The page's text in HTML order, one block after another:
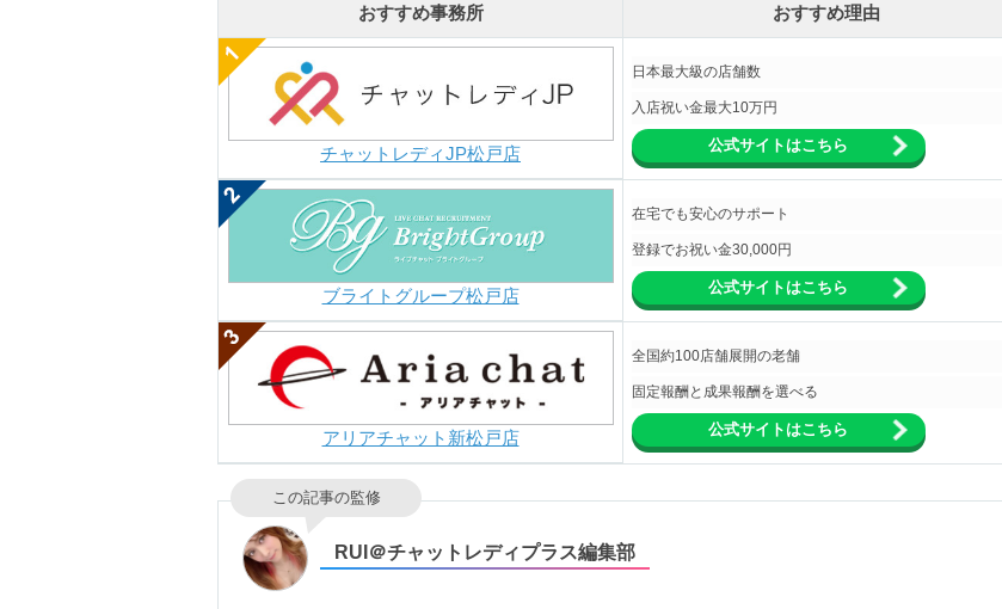
おすすめ事務所 おすすめ理由
チャットレディJP松戸店
日本最大級の店舗数
入店祝い金最大10万円
公式サイトはこちら
ブライトグループ松戸店
在宅でも安心のサポート
登録でお祝い金30,000円
公式サイトはこちら
アリアチャット新松戸店
全国約100店舗展開の老舗
固定報酬と成果報酬を選べる
公式サイトはこちら
この記事の監修
RUI＠チャットレディプラス編集部